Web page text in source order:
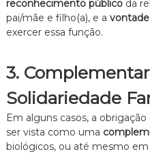
reconhecimento públicoda
pai/mãe e filho(a), e a vontade
exercer essa função.
3.
Solidariedade
Em alguns casos, a
ser vista como uma
biológicos, ou até mesmo